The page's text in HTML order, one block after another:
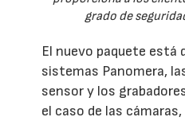
grado de
El nuevo paquete está
sistemas Panomera,
sensor y los
el caso de las